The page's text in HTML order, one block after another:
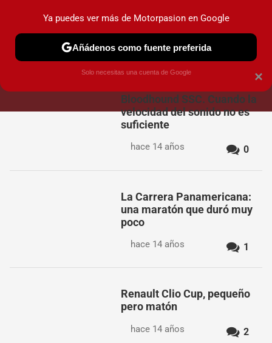
marca que se menciona
boxesdunlop
Bloodhound SSC. Cuando la
velocidad del sonido no es
suficiente
0
hace 14 años
La Carrera Panamericana:
una maratón que duró muy
poco
1
hace 14 años
Renault Clio Cup, pequeño
pero matón
2
hace 14 años
×
Ya puedes ver más de Motorpasion en Google
Añádenos como fuente preferida
Solo necesitas una cuenta de Google